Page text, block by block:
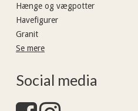
Hænge og vægpotter
Havefigurer
Granit
Se mere
Social media